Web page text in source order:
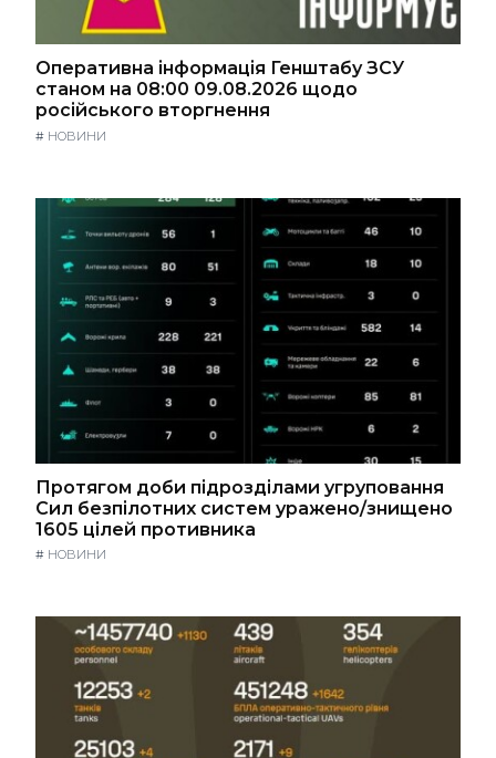
Оперативна інформація Генштабу ЗСУ
станом на 08:00 09.08.2026 щодо
російського вторгнення
# НОВИНИ
Протягом доби підрозділами угруповання
Сил безпілотних систем уражено/знищено
1605 цілей противника
# НОВИНИ